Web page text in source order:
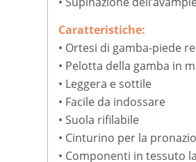
Caratteristiche:
• Ortesi di gamba-piede
• Pelotta della gamba in
• Leggera e sottile
• Facile da indossare
• Suola rifilabile
• Cinturino per la
• Componenti in tessuto